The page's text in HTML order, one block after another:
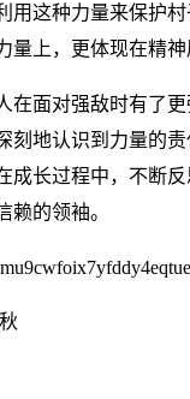
用这种力量来保护
量上，更体现在精神
在面对强敌时有了
刻地认识到力量的
成长过程中，不断
赖的领袖。